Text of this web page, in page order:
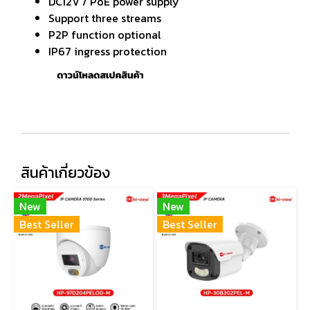
Support three streams
P2P function optional
IP67 ingress protection
สินค้าเกี่ยวข้อง
New
Best Seller
New
Best Seller